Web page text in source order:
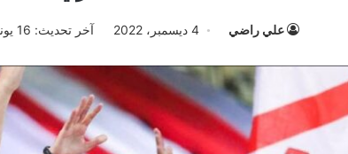
علي راضي 4 ديسمبر، 2022 آخر تحديث: 16 يونيو، 2024